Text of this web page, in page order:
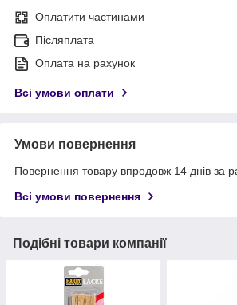
Оплатити частинами
Післяплата
Оплата на рахунок
Всі умови оплати
Умови повернення
Повернення товару впродовж 14 днів за
Всі умови повернення
Подібні товари компанії